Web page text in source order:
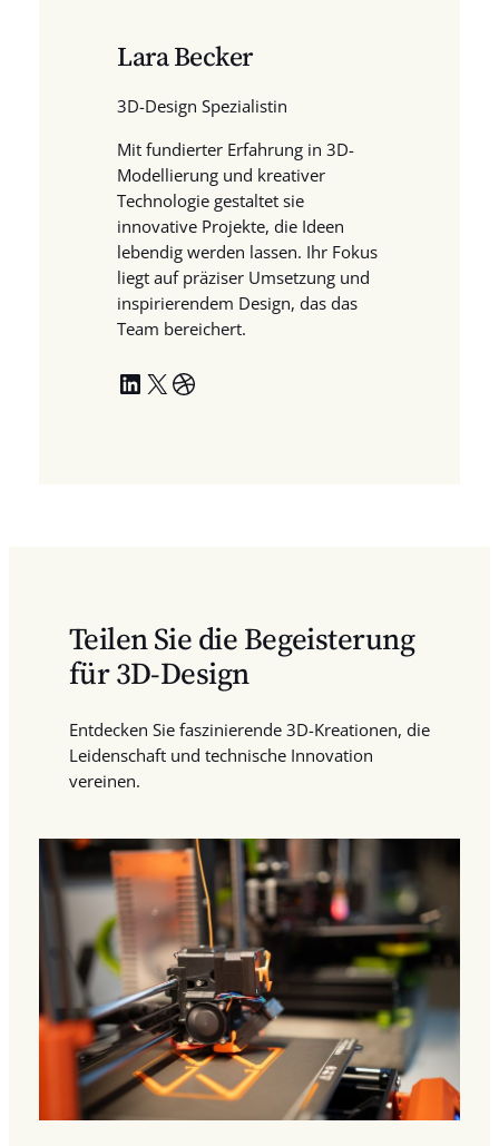
Lara Becker
3D-Design Spezialistin
Mit fundierter Erfahrung in 3D-
Modellierung und kreativer
Technologie gestaltet sie
innovative Projekte, die Ideen
lebendig werden lassen. Ihr Fokus
liegt auf präziser Umsetzung und
inspirierendem Design, das das
Team bereichert.
LinkedIn X Dribbble
Teilen Sie die Begeisterung
für 3D-Design
Entdecken Sie faszinierende 3D-Kreationen, die
Leidenschaft und technische Innovation
vereinen.